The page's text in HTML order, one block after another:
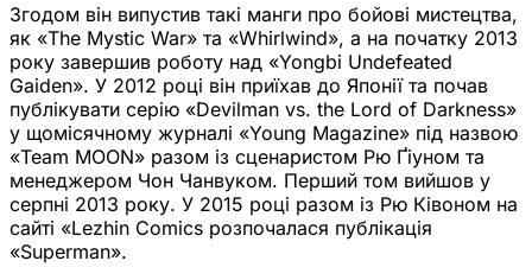
Згодом він випустив такі манги про бойові мистецтва,
як «The Mystic War» та «Whirlwind», а на початку 2013
року завершив роботу над «Yongbi Undefeated
Gaiden». У 2012 році він приїхав до Японії та почав
публікувати серію «Devilman vs. the Lord of Darkness»
у щомісячному журналі «Young Magazine» під назвою
«Team MOON» разом із сценаристом Рю Ґіуном та
менеджером Чон Чанвуком. Перший том вийшов у
серпні 2013 року. У 2015 році разом із Рю Ківоном на
сайті «Lezhin Comics розпочалася публікація
«Superman».